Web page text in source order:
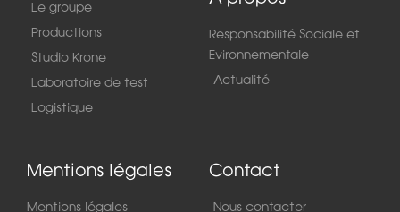
Le groupe
Productions
Studio Krone
Laboratoire de test
Logistique
Responsabilité Sociale et
Evironnementale
Actualité
Mentions légales
Mentions légales
Contact
Nous contacter